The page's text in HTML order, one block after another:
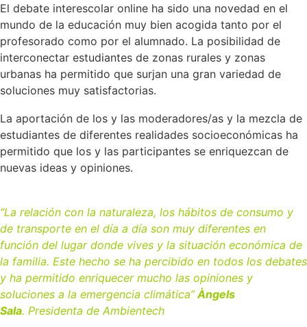
El debate interescolar online ha sido una novedad en el
mundo de la educación muy bien acogida tanto por el
profesorado como por el alumnado. La posibilidad de
interconectar estudiantes de zonas rurales y zonas
urbanas ha permitido que surjan una gran variedad de
soluciones muy satisfactorias.
La aportación de los y las moderadores/as y la mezcla de
estudiantes de diferentes realidades socioeconómicas ha
permitido que los y las participantes se enriquezcan de
nuevas ideas y opiniones.
“La relación con la naturaleza, los hábitos de consumo y
de transporte en el día a día son muy diferentes en
función del lugar donde vives y la situación económica de
la familia. Este hecho se ha percibido en todos los debates
y ha permitido enriquecer mucho las opiniones y
soluciones a la emergencia climática”Àngels
Sala. Presidenta de Ambientech